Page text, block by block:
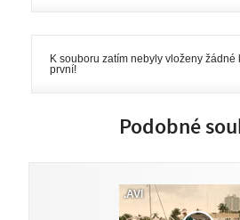
K souboru zatím nebyly vloženy žádné
první!
Podobné
.AVI